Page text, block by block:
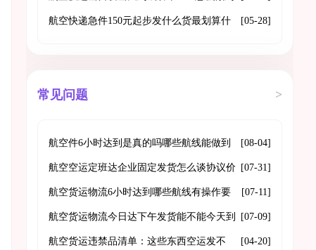
的
航空快递急件150元起步发什么货最划算什 [05-28]
常见问题 >
航空件6小时达到是真的吗哪些航线能做到
门到门
[08-04]
航空空运定班达企业固定发货怎么谈协议价
格和舱位保障
[07-31]
航空货运物流6小时达到哪些航线有操作要
点是什么
[07-11]
航空货运物流今日达下午发货能不能今天到 [07-09]
航空货运违禁品清单：这些东西空运发不 [04-20]